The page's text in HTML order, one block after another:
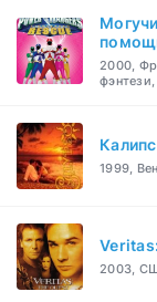
2000,
1999,
2003,